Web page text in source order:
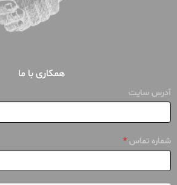
همکاری با ما
درخواست
بررسی
سایت
آدرس سایت
شماره تماس *